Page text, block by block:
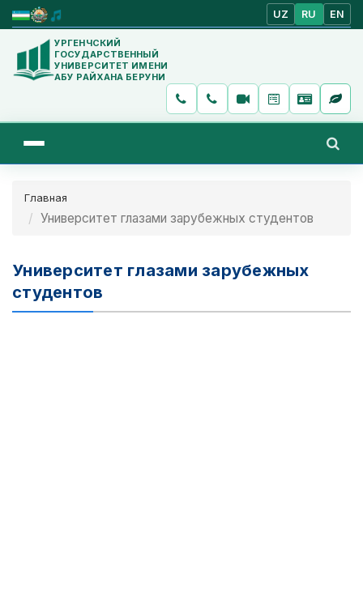
UZ RU EN
УРГЕНЧСКИЙ
ГОСУДАРСТВЕННЫЙ
УНИВЕРСИТЕТ ИМЕНИ
АБУ РАЙХАНА БЕРУНИ
Главная
Университет глазами зарубежных студентов
Университет глазами зарубежных
студентов